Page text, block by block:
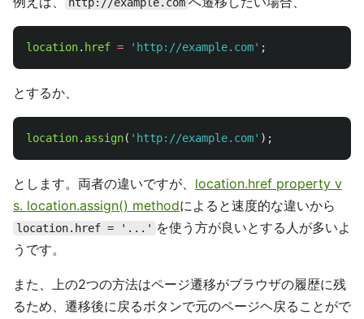
location. href = ' http://example.com' ;
とするか、
location. assign( ' http://example.com' );
とします。両者の違いですが、 location.href property v
s. location.assign() methodによると速度的な違いから
location.href = '...' を使う方が良いとする人が多いよ
うです。
また、上の2つの方法はページ遷移がブラウザの履歴に残
るため、遷移後に戻るボタンで元のページヘ戻ることがで